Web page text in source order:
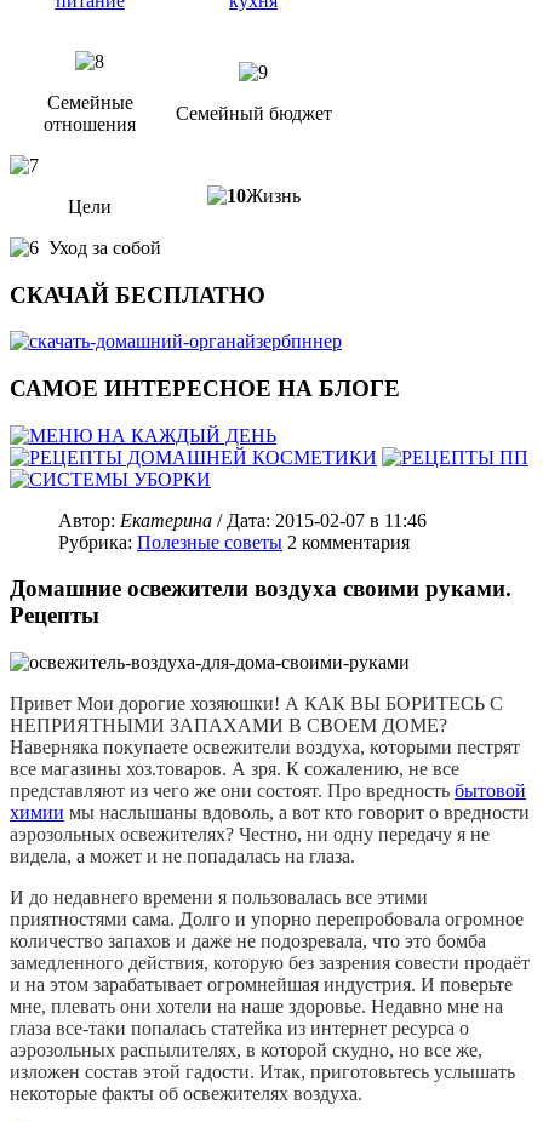
Семейные
отношения
Семейный бюджет
Цели
Жизнь
Уход за собой
СКАЧАЙ БЕСПЛАТНО
САМОЕ ИНТЕРЕСНОЕ НА БЛОГЕ
Автор: Екатерина / Дата: 2015-02-07 в 11:46
Рубрика: Полезные советы 2 комментария
Домашние освежители воздуха своими руками.
Рецепты
Привет Мои дорогие хозяюшки! А КАК ВЫ БОРИТЕСЬ С
НЕПРИЯТНЫМИ ЗАПАХАМИ В СВОЕМ ДОМЕ?
Наверняка покупаете освежители воздуха, которыми пестрят
все магазины хоз.товаров. А зря. К сожалению, не все
представляют из чего же они состоят. Про вредность бытовой
химии мы наслышаны вдоволь, а вот кто говорит о вредности
аэрозольных освежителях? Честно, ни одну передачу я не
видела, а может и не попадалась на глаза.
И до недавнего времени я пользовалась все этими
приятностями сама. Долго и упорно перепробовала огромное
количество запахов и даже не подозревала, что это бомба
замедленного действия, которую без зазрения совести продаёт
и на этом зарабатывает огромнейшая индустрия. И поверьте
мне, плевать они хотели на наше здоровье. Недавно мне на
глаза все-таки попалась статейка из интернет ресурса о
аэрозольных распылителях, в которой скудно, но все же,
изложен состав этой гадости. Итак, приготовьтесь услышать
некоторые факты об освежителях воздуха.